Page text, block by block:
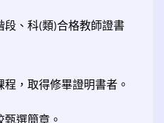
段、科(類)合格教師證書
程，取得修畢證明書者。
選簡章。